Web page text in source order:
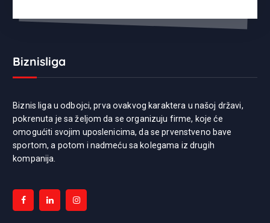
Biznisliga
Biznis liga u odbojci, prva ovakvog karaktera u našoj državi,
pokrenuta je sa željom da se organizuju firme, koje će
omogućiti svojim uposlenicima, da se prvenstveno bave
sportom, a potom i nadmeću sa kolegama iz drugih
kompanija.